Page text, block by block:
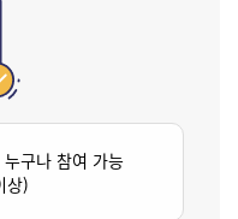
구나 참여 가능
상)